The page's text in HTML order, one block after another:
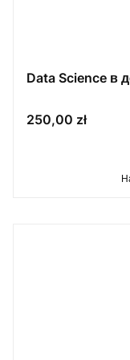
Data Science в
Цена
250,00 zł